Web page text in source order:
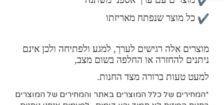
כל מוצר שנפתח מאריזתו
מוצרים אלה רגישים לערך, למגע ולפתיחה ולכן אינם
ניתנים להחזרה או החלפה בשום מצב,
למעט טעות ברורה מצד החנות.
*המחירים של כלל המוצרים באתר והמחירים של המוצרים